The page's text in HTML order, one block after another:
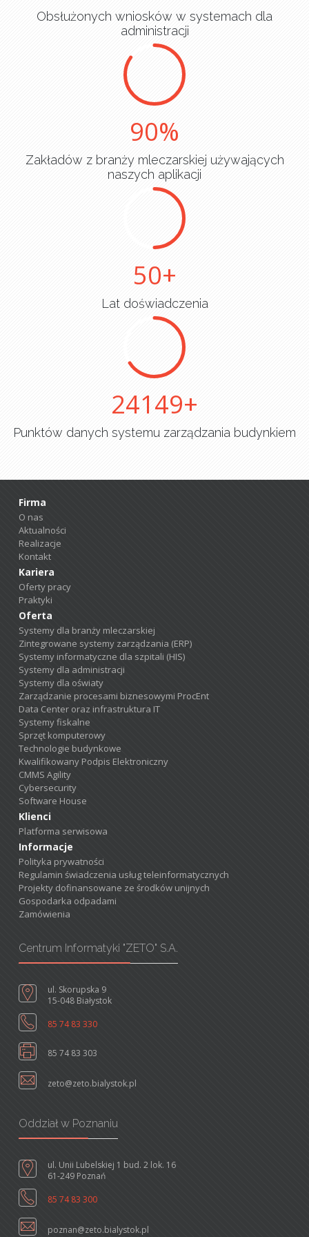
Obsłużonych wniosków w systemach dla
administracji
90
Zakładów z branży mleczarskiej używających
naszych aplikacji
50
Lat doświadczenia
25000
Punktów danych systemu zarządzania budynkiem
Firma
O nas
Aktualności
Realizacje
Kontakt
Kariera
Oferty pracy
Praktyki
Oferta
Systemy dla branży mleczarskiej
Zintegrowane systemy zarządzania (ERP)
Systemy informatyczne dla szpitali (HIS)
Systemy dla administracji
Systemy dla oświaty
Zarządzanie procesami biznesowymi ProcEnt
Data Center oraz infrastruktura IT
Systemy fiskalne
Sprzęt komputerowy
Technologie budynkowe
Kwalifikowany Podpis Elektroniczny
CMMS Agility
Cybersecurity
Software House
Klienci
Platforma serwisowa
Informacje
Polityka prywatności
Regulamin świadczenia usług teleinformatycznych
Projekty dofinansowane ze środków unijnych
Gospodarka odpadami
Zamówienia
Centrum Informatyki "ZETO" S.A.
ul. Skorupska 9
15-048 Białystok
85 74 83 330
85 74 83 303
zeto@zeto.bialystok.pl
Oddział w Poznaniu
ul. Unii Lubelskiej 1 bud. 2 lok. 16
61-249 Poznań
85 74 83 300
poznan@zeto.bialystok.pl